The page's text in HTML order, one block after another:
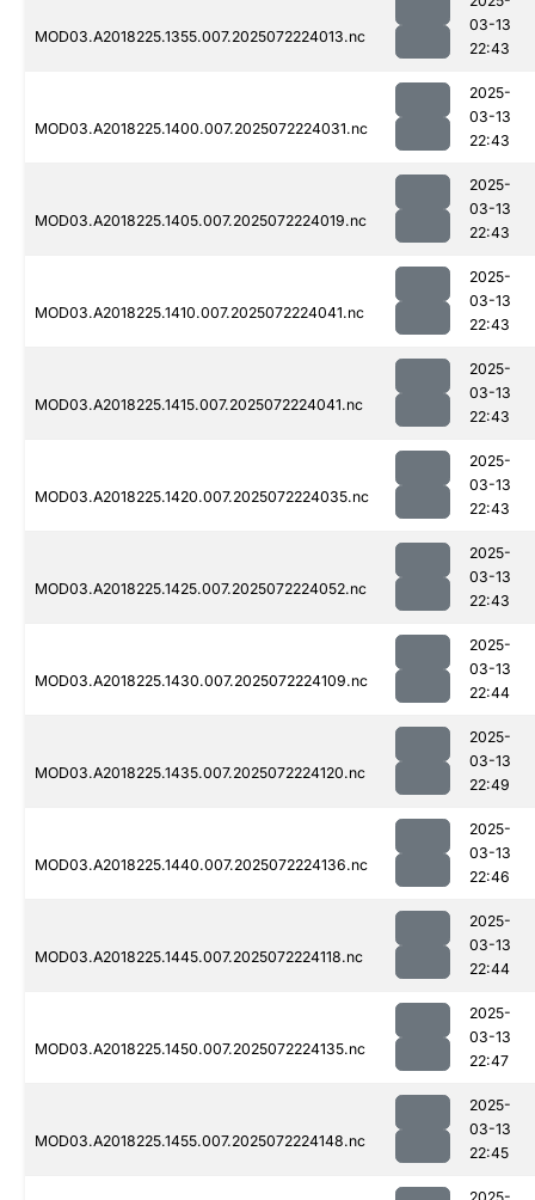
MOD03.A2018225.1355.007.2025072224013.nc
03-13
22:43
MOD03.A2018225.1400.007.2025072224031.nc
2025-
03-13
22:43
MOD03.A2018225.1405.007.2025072224019.nc
2025-
03-13
22:43
MOD03.A2018225.1410.007.2025072224041.nc
2025-
03-13
22:43
MOD03.A2018225.1415.007.2025072224041.nc
2025-
03-13
22:43
MOD03.A2018225.1420.007.2025072224035.nc
2025-
03-13
22:43
MOD03.A2018225.1425.007.2025072224052.nc
2025-
03-13
22:43
MOD03.A2018225.1430.007.2025072224109.nc
2025-
03-13
22:44
MOD03.A2018225.1435.007.2025072224120.nc
2025-
03-13
22:49
MOD03.A2018225.1440.007.2025072224136.nc
2025-
03-13
22:46
MOD03.A2018225.1445.007.2025072224118.nc
2025-
03-13
22:44
MOD03.A2018225.1450.007.2025072224135.nc
2025-
03-13
22:47
MOD03.A2018225.1455.007.2025072224148.nc
2025-
03-13
22:45